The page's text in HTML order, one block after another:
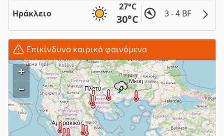
Ηράκλειο
27°C
30°C 3 - 4 BF
Επικίνδυνα καιρικά φαινόμενα
+
–